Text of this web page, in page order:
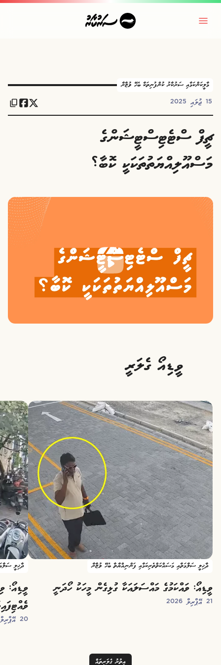
މާލީކަންކަމާއި ސަރުކާރު ކުންފުނިތަކާ ބެހޭ ވުޒާރާ
15 ޖުލައި 2025
ޗީފް ސްޓެޓިސްޓީޝަންގެ
މަސްއޫލިއްޔަތުތަކަކީ ކޮބާ؟
ވީޑިއޯ ގެލަރީ
ދާޚިލީ ސަލާމަތާއި މަސައްކަތްތެރިކަމާއި ފަންނިއްޔާތާ ބެހޭ ވުޒާރާ
ވީޑިއޯ: ވައްކަމުގެ މައްސަލައަކާ ގުޅިގެން މީހަކު ހޯދަނީ
21 އޭޕްރިލް 2026
ދާޚިލީ
ވީޑިއޯ:
20 އޭޕްރިލް 2026
އިތުރު ގެލަރީތައް